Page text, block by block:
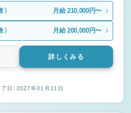
月給 210,000円〜
月給 200,000円〜
詳しくみる
日：2027年01月11日